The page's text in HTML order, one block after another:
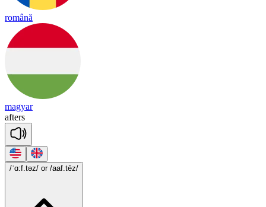
română
magyar
afters
/ˈɑ:f.təz/ or /aaf.tēz/